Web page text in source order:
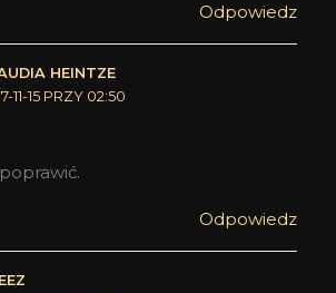
Odpowiedz
HEINTZE
11-15 PRZY 02:50
Odpowiedz